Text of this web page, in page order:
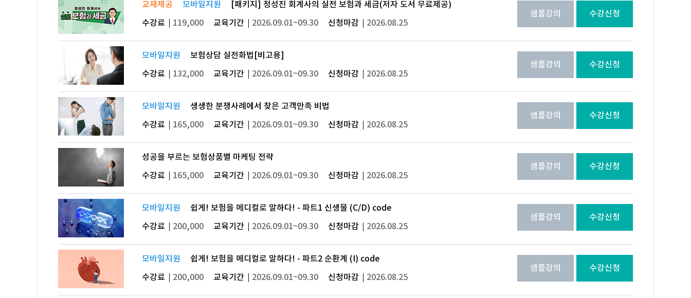
교재제공 모바일지원
[패키지] 정성진 회계사의 실전 보험과 세금(저자 도서 무료제공)
수강료
119,000 교육기간 2026.09.01~09.30 신청마감 2026.08.25
샘플강의 수강신청
모바일지원
보험상담 실전화법[비고용]
수강료
132,000 교육기간 2026.09.01~09.30 신청마감 2026.08.25
샘플강의 수강신청
모바일지원
생생한 분쟁사례에서 찾은 고객만족 비법
수강료
165,000 교육기간 2026.09.01~09.30 신청마감 2026.08.25
샘플강의 수강신청
성공을 부르는 보험상품별 마케팅 전략
수강료
165,000 교육기간 2026.09.01~09.30 신청마감 2026.08.25
샘플강의 수강신청
모바일지원
쉽게! 보험을 메디컬로 말하다! - 파트1 신생물 (C/D) code
수강료
200,000 교육기간 2026.09.01~09.30 신청마감 2026.08.25
샘플강의 수강신청
모바일지원
쉽게! 보험을 메디컬로 말하다! - 파트2 순환계 (I) code
수강료
200,000 교육기간 2026.09.01~09.30 신청마감 2026.08.25
샘플강의 수강신청